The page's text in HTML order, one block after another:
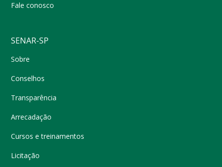
Fale conosco
SENAR-SP
Sobre
Conselhos
Transparência
Arrecadação
Cursos e treinamentos
Licitação